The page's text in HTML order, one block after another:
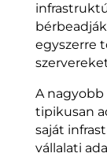
egyszerre
A
tipikusan
saját
vállalati